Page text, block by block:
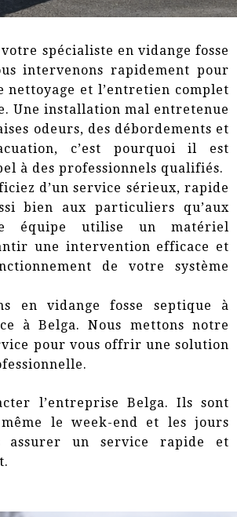
spécialiste en vidange fosse
intervenons rapidement pour
nettoyage et l’entretien complet
Une installation mal entretenue
odeurs, des débordements et
c’est pourquoi il est
à des professionnels qualifiés.
d’un service sérieux, rapide
bien aux particuliers qu’aux
équipe utilise un matériel
une intervention efficace et
de votre système
en vidange fosse septique à
à Belga. Nous mettons notre
pour vous offrir une solution
l’entreprise Belga. Ils sont
le week-end et les jours
un service rapide et